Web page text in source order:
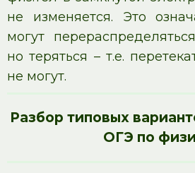
не изменяется. Это
могут
но теряться – т.е.
не могут.
Разбор типовых
ОГЭ по